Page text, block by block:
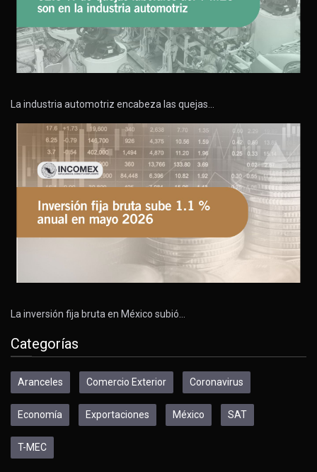
La industria automotriz encabeza las quejas…
La inversión fija bruta en México subió…
Categorías
Aranceles Comercio Exterior Coronavirus
Economía Exportaciones México SAT
T-MEC